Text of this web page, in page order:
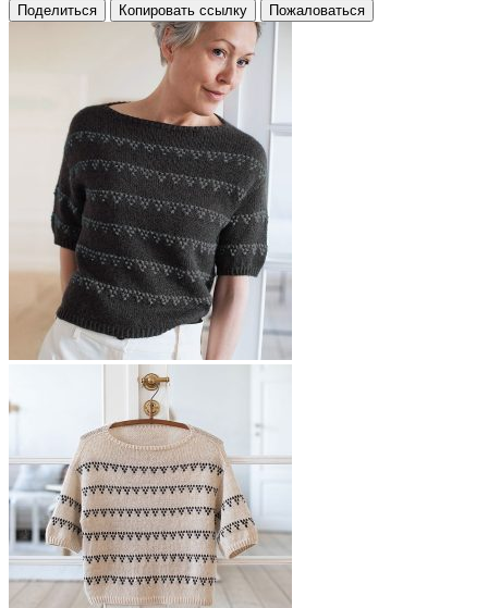
Поделиться Копировать ссылку Пожаловаться